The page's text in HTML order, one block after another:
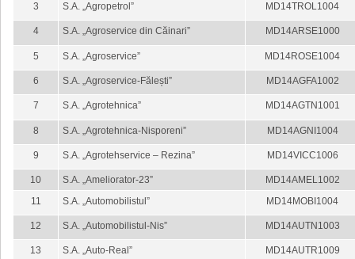
3 S.A. „Agropetrol” MD14TROL1004
4 S.A. „Agroservice din Căinari” MD14ARSE1000
5 S.A. „Agroservice” MD14ROSE1004
6 S.A. „Agroservice-Fălești” MD14AGFA1002
7 S.A. „Agrotehnica” MD14AGTN1001
8 S.A. „Agrotehnica-Nisporeni” MD14AGNI1004
9 S.A. „Agrotehservice – Rezina” MD14VICC1006
10 S.A. „Ameliorator-23”
MD14AMEL1002
11
S.A. „Automobilistul” MD14MOBI1004
12 S.A. „Automobilistul-Nis” MD14AUTN1003
13 S.A. „Auto-Real”
MD14AUTR1009